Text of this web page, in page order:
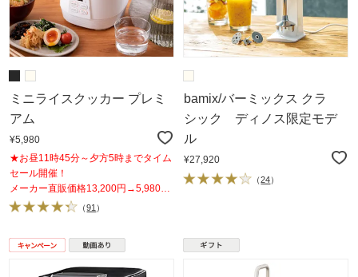
ミニライスクッカー プレミ
アム
¥5,980
★お昼11時45分～夕方5時までタイム
セール開催！
メーカー直販価格13,200円→5,980
円！
（91 ）
bamix/バーミックス クラ
シック ディノス限定モデ
ル
¥27,920
（24）